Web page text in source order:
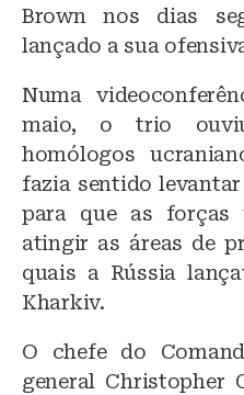
Brown nos dias
lançado a sua
Numa
maio, o trio
homólogos
fazia sentido
para que as forças
atingir as áreas de
quais a Rússia
Kharkiv.
O chefe do
general Christopher